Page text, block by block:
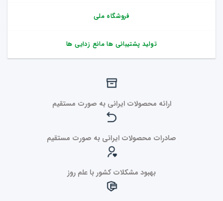
فروشگاه ملی
تولید پشتیبانی ها مانع زدایی ها
ارائه محصولات ایرانی به صورت مستقیم
صادرات محصولات ایرانی به صورت مستقیم
بهبود مشکلات کشور با علم روز